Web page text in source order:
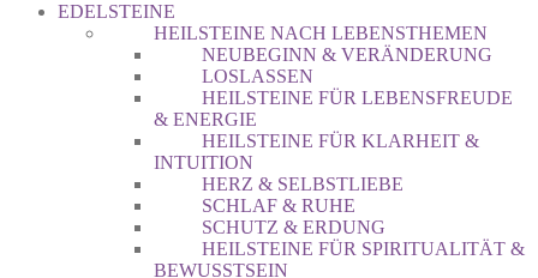
EDELSTEINE
HEILSTEINE NACH LEBENSTHEMEN
NEUBEGINN & VERÄNDERUNG
LOSLASSEN
HEILSTEINE FÜR LEBENSFREUDE
& ENERGIE
HEILSTEINE FÜR KLARHEIT &
INTUITION
HERZ & SELBSTLIEBE
SCHLAF & RUHE
SCHUTZ & ERDUNG
HEILSTEINE FÜR SPIRITUALITÄT &
BEWUSSTSEIN